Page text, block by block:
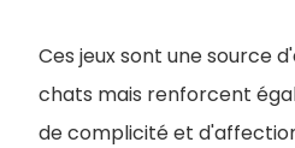
Ces jeux sont une source
chats mais renforcent
de complicité et